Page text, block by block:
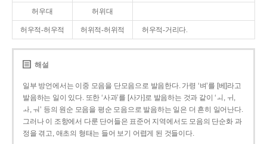
허우대 허위대
허우적-허우적 허위적-허위적 허우적-거리다.
해설
일부 방언에서는 이중 모음을 단모음으로 발음한다. 가령 ‘벼’를 [베]라고
발음하는 일이 있다. 또한 ‘사과’를 [사가]로 발음하는 것과 같이 ‘ㅚ, ㅟ,
ㅘ, ㅝ’ 등의 원순 모음을 평순 모음으로 발음하는 일은 더 흔히 일어난다.
그러나 이 조항에서 다룬 단어들은 표준어 지역에서도 모음의 단순화 과
정을 겪고, 애초의 형태는 들어 보기 어렵게 된 것들이다.